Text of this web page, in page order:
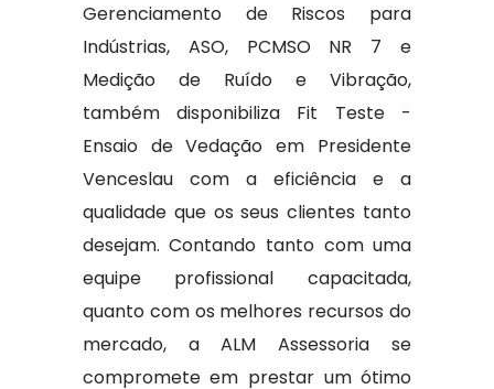
Gerenciamento de Riscos para
Indústrias, ASO, PCMSO NR 7 e
Medição de Ruído e Vibração,
também disponibiliza Fit Teste -
Ensaio de Vedação em Presidente
Venceslau com a eficiência e a
qualidade que os seus clientes tanto
desejam. Contando tanto com uma
equipe profissional capacitada,
quanto com os melhores recursos do
mercado, a ALM Assessoria se
compromete em prestar um ótimo